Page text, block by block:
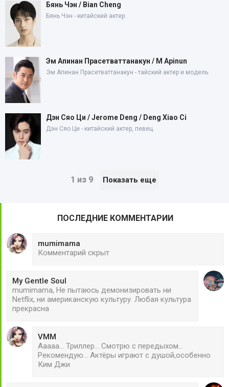
Бянь Чэн / Bian Cheng
Бянь Чэн - китайский актер.
Эм Апинан Прасетваттанакун / M Apinun
Эм Апинан Прасетваттанакун - тайский актер и модель.
Дэн Сяо Ци / Jerome Deng / Deng Xiao Ci
Дэн Сяо Ци - китайский актер, певец.
1 из 9 Показать еще
ПОСЛЕДНИЕ КОММЕНТАРИИ
mumimama
Комментарий скрыт
My Gentle Soul
mumimama, Не пытаюсь демонизировать ни
Netflix, ни американскую культуру. Любая культура
прекрасна
VMM
Ааааа... Триллер... Смотрю с передыхом...
Рекомендую... Актёры играют с душой,особенно
Ким Джи